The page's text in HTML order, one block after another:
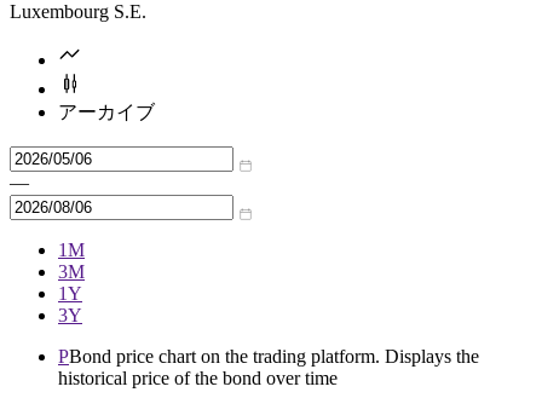
Luxembourg S.E.
アーカイブ
—
1M
3M
1Y
3Y
PBond price chart on the trading platform. Displays the
historical price of the bond over time